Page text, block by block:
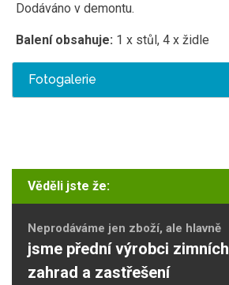
Dodáváno v demontu.
Balení obsahuje: 1 x stůl, 4 x židle
Fotogalerie
Věděli jste že:
Neprodáváme jen zboží, ale hlavně
jsme přední výrobci zimních
zahrad a zastřešení